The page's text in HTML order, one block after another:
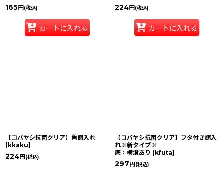
165円 (税込)
カートに入れる
224円 (税込)
カートに入れる
【コバヤシ抗菌クリア】角餌入れ
[ kkaku]
224円 (税込)
【コバヤシ抗菌クリア】フタ付き餌入
れ※新タイプ※
底：横溝あり [ kfuta]
297 円 (税込)